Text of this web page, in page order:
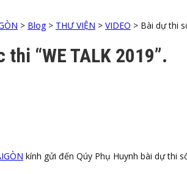
> Blog> THƯ VIỆN > VIDEO > Bài dự thi
“WE TALK 2019”.
kính gửi đến Qúy Phụ Huynh bài dự thi